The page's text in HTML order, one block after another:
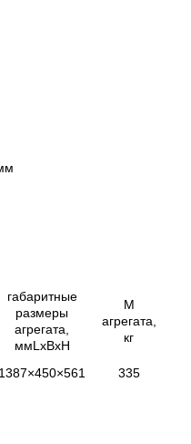
габаритные
размеры
агрегата,
ммLxBxH
M
агрегата,
кг
1387×450×561 335